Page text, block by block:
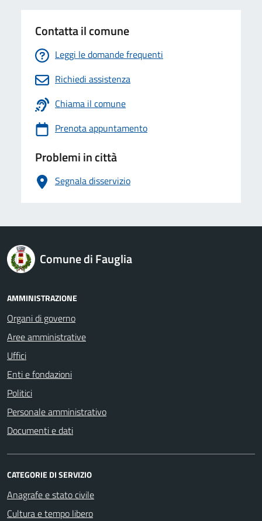
Contatta il comune
Leggi le domande frequenti
Richiedi assistenza
Chiama il comune
Prenota appuntamento
Problemi in città
Segnala disservizio
logo Unione Europea
Comune di Fauglia
AMMINISTRAZIONE
Organi di governo
Aree amministrative
Uffici
Enti e fondazioni
Politici
Personale amministrativo
Documenti e dati
CATEGORIE DI SERVIZIO
Anagrafe e stato civile
Cultura e tempo libero